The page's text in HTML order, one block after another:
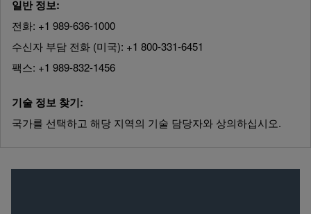
일반 정보:
전화: +1 989-636-1000
수신자 부담 전화 (미국): +1 800-331-6451
팩스: +1 989-832-1456
기술 정보 찾기:
국가를 선택하고 해당 지역의 기술 담당자와 상의하십시오.